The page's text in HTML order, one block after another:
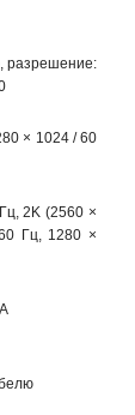
разрешение:
× 1024 / 60
2K (2560 ×
Гц, 1280 ×